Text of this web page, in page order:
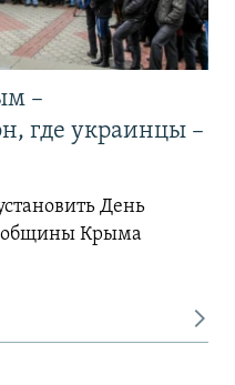
–
где украинцы –
День
общины Крыма